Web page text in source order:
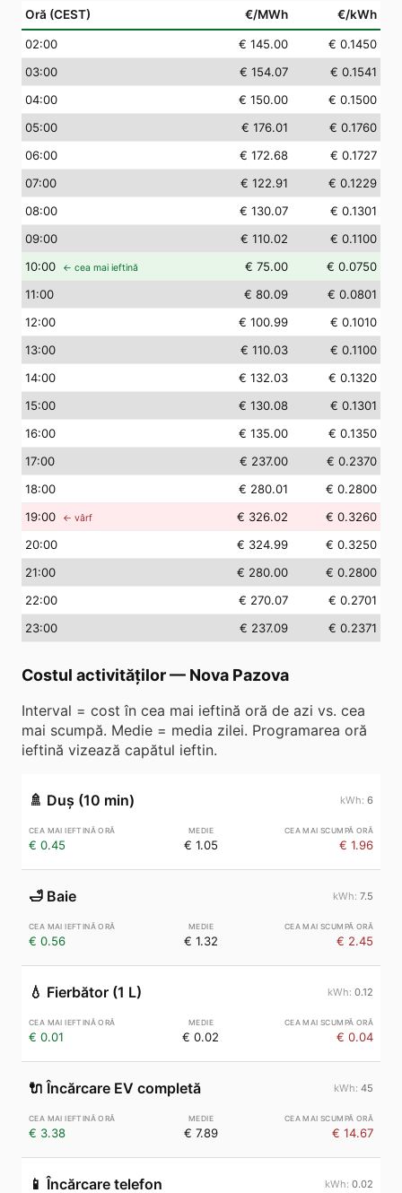
Oră (CEST) €/MWh €/kWh
02:00 € 145.00
€ 0.1450
03:00 € 154.07
€ 0.1541
04:00 € 150.00
€ 0.1500
05:00 € 176.01
€ 0.1760
06:00 € 172.68
€ 0.1727
07:00 € 122.91
€ 0.1229
08:00 € 130.07
€ 0.1301
09:00 € 110.02
€ 0.1100
10:00 ← cea mai ieftină € 75.00
€ 0.0750
11:00 € 80.09
€ 0.0801
12:00 € 100.99
€ 0.1010
13:00 € 110.03
€ 0.1100
14:00 € 132.03
€ 0.1320
15:00 € 130.08
€ 0.1301
16:00 € 135.00
€ 0.1350
17:00 € 237.00
€ 0.2370
18:00 € 280.01
€ 0.2800
19:00 ← vârf € 326.02
€ 0.3260
20:00 € 324.99
€ 0.3250
21:00 € 280.00
€ 0.2800
22:00 € 270.07
€ 0.2701
23:00 € 237.09 € 0.2371
Costul activităților— Nova Pazova
Interval = cost în cea mai ieftină oră de azi vs. cea
mai scumpă. Medie = media zilei. Programarea oră
ieftină vizează capătul ieftin.
🚿 Duș (10 min) 6
€ 0.45 € 1.05 € 1.96
🛁 Baie 7.5
€ 0.56 € 1.32 € 2.45
💧 Fierbător (1 L) 0.12
€ 0.01 € 0.02 € 0.04
🔌 Încărcare EV completă 45
€ 3.38 € 7.89 € 14.67
📱 Încărcare telefon 0.02